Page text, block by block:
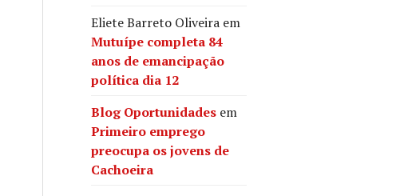
Eliete Barreto Oliveira em
Mutuípe completa 84
anos de emancipação
política dia 12
Blog Oportunidades em
Primeiro emprego
preocupa os jovens de
Cachoeira